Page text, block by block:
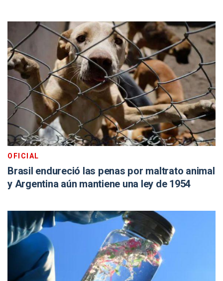
OFICIAL
Brasil endureció las penas por maltrato animal
y Argentina aún mantiene una ley de 1954